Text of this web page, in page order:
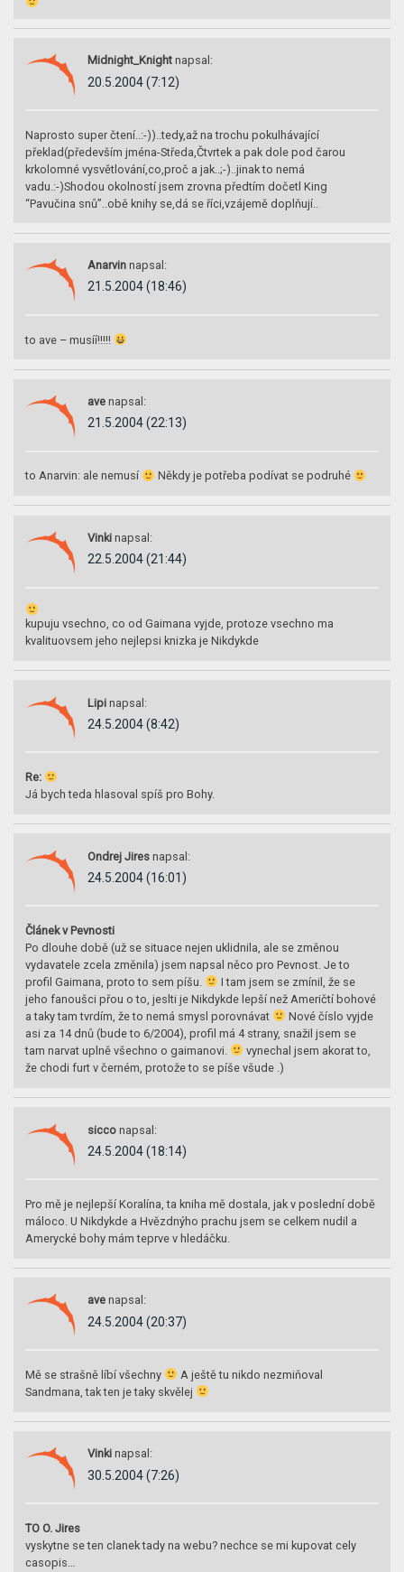
Midnight_Knight napsal:
20.5.2004 (7:12)
Naprosto super čtení..:-))..tedy,až na trochu pokulhávající
překlad(především jména-Středa,Čtvrtek a pak dole pod čarou
krkolomné vysvětlování,co,proč a jak..;-)..jinak to nemá
vadu.:-)Shodou okolností jsem zrovna předtím dočetl King
“Pavučina snů”..obě knihy se,dá se říci,vzájemě doplňují..
Anarvin napsal:
21.5.2004 (18:46)
to ave – musíí!!!!!
ave napsal:
21.5.2004 (22:13)
to Anarvin: ale nemusí Někdy je potřeba podívat se podruhé
Vinki napsal:
22.5.2004 (21:44)
kupuju vsechno, co od Gaimana vyjde, protoze vsechno ma
kvalituovsem jeho nejlepsi knizka je Nikdykde
Lipi napsal:
24.5.2004 (8:42)
Re:
Já bych teda hlasoval spíš pro Bohy.
Ondrej Jires napsal:
24.5.2004 (16:01)
Článek v Pevnosti
Po dlouhe době (už se situace nejen uklidnila, ale se změnou
vydavatele zcela změnila) jsem napsal něco pro Pevnost. Je to
profil Gaimana, proto to sem píšu.
I tam jsem se zmínil, že se
jeho fanoušci přou o to, jeslti je Nikdykde lepší než Američtí bohové
a taky tam tvrdím, že to nemá smysl porovnávat
Nové číslo vyjde
asi za 14 dnů (bude to 6/2004), profil má 4 strany, snažil jsem se
tam narvat uplně všechno o gaimanovi.
vynechal jsem akorat to,
že chodi furt v černém, protože to se píše všude .)
sicco napsal:
24.5.2004 (18:14)
Pro mě je nejlepší Koralína, ta kniha mě dostala, jak v poslední době
máloco. U Nikdykde a Hvězdnýho prachu jsem se celkem nudil a
Amerycké bohy mám teprve v hledáčku.
ave napsal:
24.5.2004 (20:37)
Mě se strašně líbí všechny
A ještě tu nikdo nezmiňoval
Sandmana, tak ten je taky skvělej
Vinki napsal:
30.5.2004 (7:26)
TO O. Jires
vyskytne se ten clanek tady na webu? nechce se mi kupovat cely
casopis…